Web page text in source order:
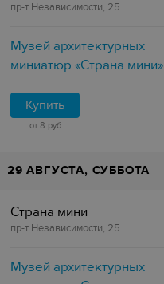
пр-т Независимости, 25
Музей архитектурных
миниатюр «Страна мини»
Купить
от 8 руб.
29 АВГУСТА, СУББОТА
Страна мини
пр-т Независимости, 25
Музей архитектурных